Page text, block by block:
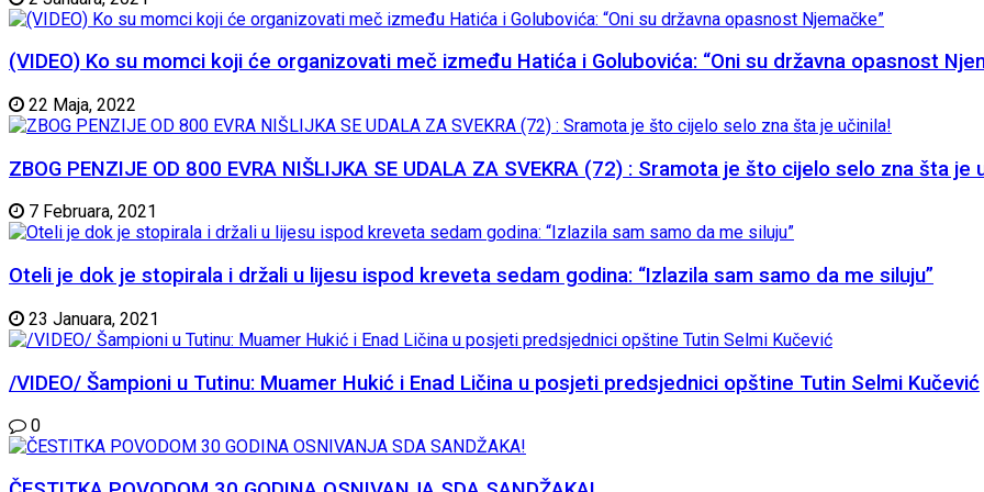
(VIDEO) Ko su momci koji će organizovati meč između Hatića i Golubovića: “Oni su državna opasnost
22 Maja, 2022
ZBOG PENZIJE OD 800 EVRA NIŠLIJKA SE UDALA ZA SVEKRA (72) : Sramota je što cijelo selo zna šta je
7 Februara, 2021
Oteli je dok je stopirala i držali u lijesu ispod kreveta sedam godina: “Izlazila sam samo da me siluju”
23 Januara, 2021
/VIDEO/ Šampioni u Tutinu: Muamer Hukić i Enad Ličina u posjeti predsjednici opštine Tutin Selmi Kučević
0